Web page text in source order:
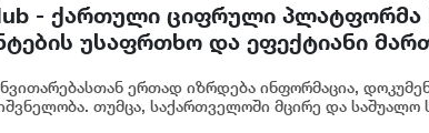
- ქართული ციფრული პლატფორმა
უსაფრთხო და ეფექტიანი
ერთად იზრდება ინფორმაცია,
თუმცა, საქართველოში მცირე და საშუალო